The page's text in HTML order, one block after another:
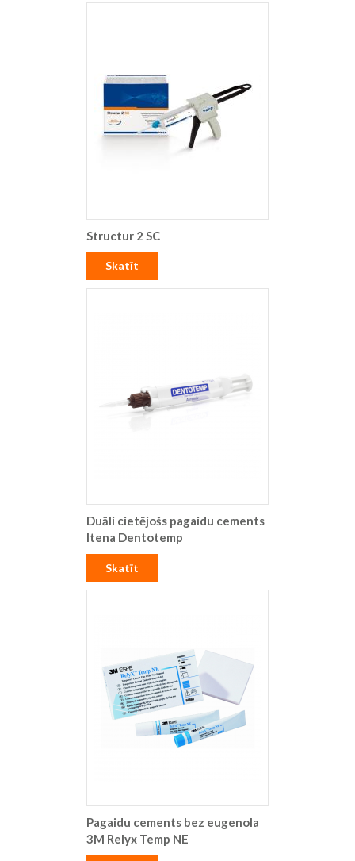
Structur 2 SC
Skatīt
Duāli cietējošs pagaidu cements
Itena Dentotemp
Skatīt
Pagaidu cements bez eugenola
3M Relyx Temp NE